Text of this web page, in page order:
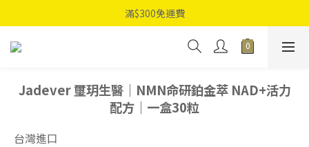
滿$300免運費
Jadever 璽玥生醫｜NMN命研鉑金萃 NAD+活力
配方｜一盒30粒
台灣進口